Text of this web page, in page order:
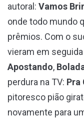
autoral: Vamos
onde todo mundo
prêmios. Com o
vieram em
Apostando,
perdura na TV: Pra
pitoresco pião
novamente para